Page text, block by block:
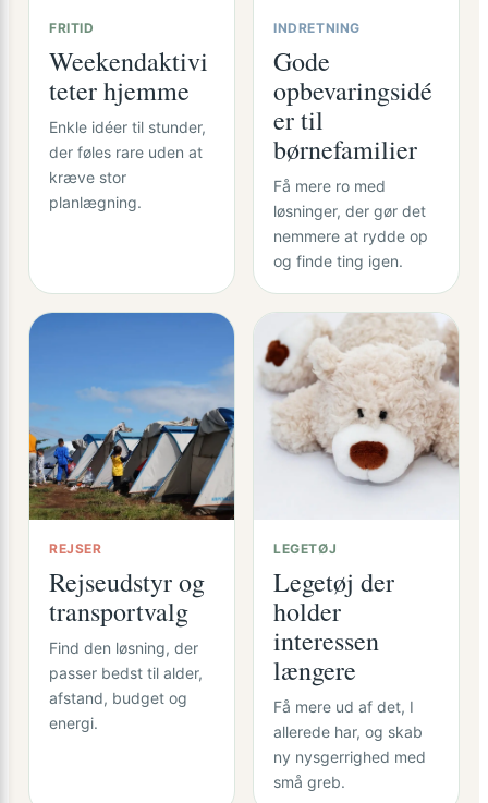
FRITID
Weekendaktivi
teter hjemme
Enkle idéer til stunder,
der føles rare uden at
kræve stor
planlægning.
INDRETNING
Gode
opbevaringsidé
er til
børnefamilier
Få mere ro med
løsninger, der gør det
nemmere at rydde op
og finde ting igen.
REJSER
Rejseudstyr og
transportvalg
Find den løsning, der
passer bedst til alder,
afstand, budget og
energi.
LEGETØJ
Legetøj der
holder
interessen
længere
Få mere ud af det, I
allerede har, og skab
ny nysgerrighed med
små greb.